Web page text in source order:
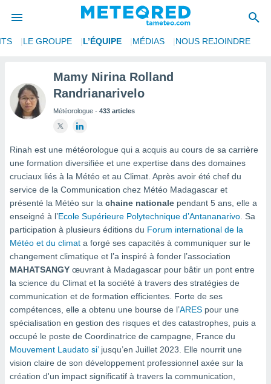
de
a
par
des
Vous
les
et
des
par le
ACCEPTER
ET
CONTINUER
LE GROUPE L’ÉQUIPE MÉDIAS NOUS REJOINDRE
Mamy Nirina Rolland
Randrianarivelo
Météorologue - 433 articles
Rinah est une météorologue qui a acquis au cours de sa carrière
une formation diversifiée et une expertise dans des domaines
cruciaux liés à la Météo et au Climat. Après avoir été chef du
service de la Communication chez Météo Madagascar et
présenté la Météo sur la chaine nationale pendant 5 ans, elle a
enseigné à l’Ecole Supérieure Polytechnique d’Antananarivo. Sa
participation à plusieurs éditions du Forum international de la
Météo et du climat a forgé ses capacités à communiquer sur le
changement climatique et l’a inspiré à fonder l’association
MAHATSANGY œuvrant à Madagascar pour bâtir un pont entre
la science du Climat et la société à travers des stratégies de
communication et de formation efficientes. Forte de ses
compétences, elle a obtenu une bourse de l’ARES pour une
spécialisation en gestion des risques et des catastrophes, puis a
occupé le poste de Coordinatrice de campagne, France du
Mouvement Laudato si’jusqu’en Juillet 2023. Elle nourrit une
vision claire de son développement professionnel axée sur la
création d'un impact significatif à travers la communication,